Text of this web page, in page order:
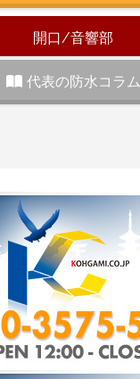
開口/音響部
代表の防水コラム